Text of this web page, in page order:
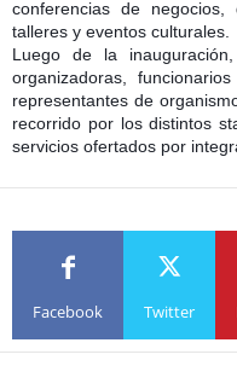
conferencias de
talleres y eventos culturales.
Luego de la
organizadoras,
representantes de
recorrido por los distintos
servicios ofertados por
Facebook Twitter